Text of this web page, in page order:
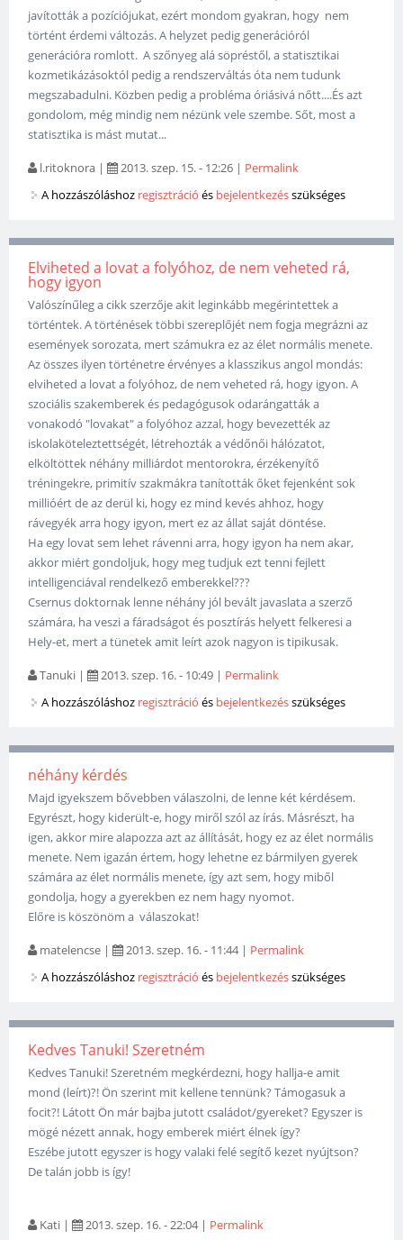
javították a pozíciójukat, ezért mondom gyakran, hogy nem
történt érdemi változás. A helyzet pedig generációról
generációra romlott. A szőnyeg alá söpréstől, a statisztikai
kozmetikázásoktól pedig a rendszerváltás óta nem tudunk
megszabadulni. Közben pedig a probléma óriásivá nőtt....És azt
gondolom, még mindig nem nézünk vele szembe. Sőt, most a
statisztika is mást mutat...
l.ritoknora | 2013. szep. 15. - 12:26 | Permalink
A hozzászóláshoz regisztráció és bejelentkezésszükséges
Elviheted a lovat a folyóhoz, de nem veheted rá,
hogy igyon
Valószínűleg a cikk szerzője akit leginkább megérintettek a
történtek. A történések többi szereplőjét nem fogja megrázni az
események sorozata, mert számukra ez az élet normális menete.
Az összes ilyen történetre érvényes a klasszikus angol mondás:
elviheted a lovat a folyóhoz, de nem veheted rá, hogy igyon. A
szociális szakemberek és pedagógusok odarángatták a
vonakodó "lovakat" a folyóhoz azzal, hogy bevezették az
iskolaköteleztettségét, létrehozták a védőnői hálózatot,
elköltöttek néhány milliárdot mentorokra, érzékenyítő
tréningekre, primitív szakmákra tanították őket fejenként sok
millióért de az derül ki, hogy ez mind kevés ahhoz, hogy
rávegyék arra hogy igyon, mert ez az állat saját döntése.
Ha egy lovat sem lehet rávenni arra, hogy igyon ha nem akar,
akkor miért gondoljuk, hogy meg tudjuk ezt tenni fejlett
intelligenciával rendelkező emberekkel???
Csernus doktornak lenne néhány jól bevált javaslata a szerző
számára, ha veszi a fáradságot és posztírás helyett felkeresi a
Hely-et, mert a tünetek amit leírt azok nagyon is tipikusak.
Tanuki | 2013. szep. 16. - 10:49 | Permalink
A hozzászóláshoz regisztráció és bejelentkezésszükséges
néhány kérdés
Majd igyekszem bővebben válaszolni, de lenne két kérdésem.
Egyrészt, hogy kiderült-e, hogy miről szól az írás. Másrészt, ha
igen, akkor mire alapozza azt az állítását, hogy ez az élet normális
menete. Nem igazán értem, hogy lehetne ez bármilyen gyerek
számára az élet normális menete, így azt sem, hogy miből
gondolja, hogy a gyerekben ez nem hagy nyomot.
Előre is köszönöm a válaszokat!
matelencse | 2013. szep. 16. - 11:44| Permalink
A hozzászóláshoz regisztráció és bejelentkezésszükséges
Kedves Tanuki! Szeretném
Kedves Tanuki! Szeretném megkérdezni, hogy hallja-e amit
mond (leírt)?! Ön szerint mit kellene tennünk? Támogasuk a
focit?! Látott Ön már bajba jutott családot/gyereket? Egyszer is
mögé nézett annak, hogy emberek miért élnek így?
Eszébe jutott egyszer is hogy valaki felé segítő kezet nyújtson?
De talán jobb is így!
Kati | 2013. szep. 16. - 22:04| Permalink